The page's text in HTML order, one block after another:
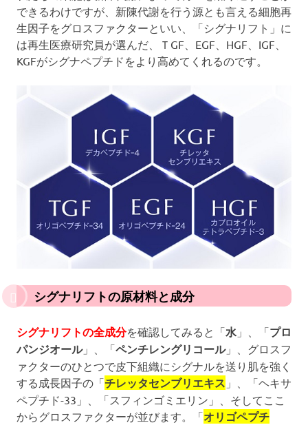
できるわけですが、新陳代謝を行う源とも言える細胞再
生因子をグロスファクターといい、「シグナリフト」に
は再生医療研究員が選んだ、ＴGF、EGF、HGF、IGF、
KGFがシグナペプチドをより高めてくれるのです。
シグナリフトの原材料と成分
シグナリフトの全成分を確認してみると「水 」、「プロ
パンジオール」、「ペンチレングリコール」、グロスフ
ァクターのひとつで皮下組織にシグナルを送り肌を強く
する成長因子の「チレッタセンブリエキス 」、「ヘキサ
ペプチド-33」、「スフィンゴミエリン」、そしてここ
からグロスファクターが並びます。「オリゴペプチ